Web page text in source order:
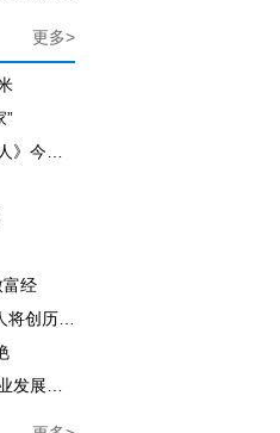
更多>
”
富经